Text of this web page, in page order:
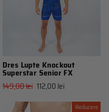
Dres Lupte Knockout
Superstar Senior FX
Pret
149,00 lei Pret
vanzare
112,00 lei
Reducere